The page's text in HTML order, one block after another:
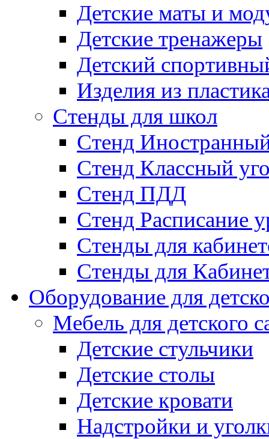
Детские маты и
Детские тренажеры
Детский
Изделия из
Стенды для школ
Стенд
Стенд Классный
Стенд ПДД
Стенд Расписание
Стенды для
Стенды для
Оборудование для
Мебель для детского
Детские стульчики
Детские столы
Детские кровати
Надстройки и